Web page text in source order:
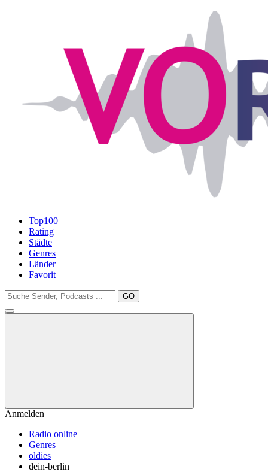
Top100
Rating
Städte
Genres
Länder
Favorit
GO
Anmelden
Radio online
Genres
oldies
dein-berlin